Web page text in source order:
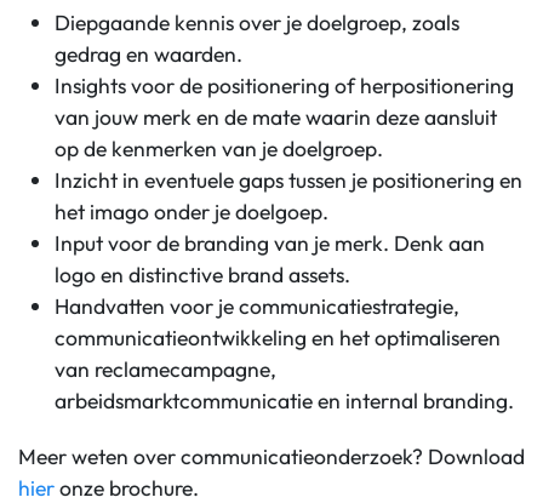
Diepgaande kennis over je doelgroep, zoals
gedrag en waarden.
Insights voor de positionering of herpositionering
van jouw merk en de mate waarin deze aansluit
op de kenmerken van je doelgroep.
Inzicht in eventuele gaps tussen je positionering en
het imago onder je doelgoep.
Input voor de branding van je merk. Denk aan
logo en distinctive brand assets.
Handvatten voor je communicatiestrategie,
communicatieontwikkeling en het optimaliseren
van reclamecampagne,
arbeidsmarktcommunicatie en internal branding.
Meer weten over communicatieonderzoek? Download
hieronze brochure.